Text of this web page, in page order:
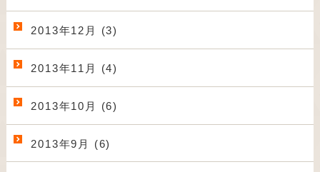
2013年12月 (3)
2013年11月 (4)
2013年10月 (6)
2013年9月 (6)